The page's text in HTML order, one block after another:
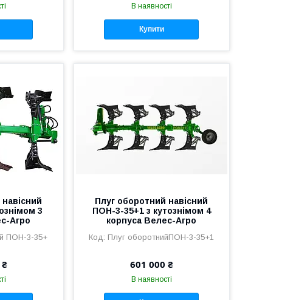
В наявності
Купити
3
Агро
ПОН-3-35+
Плуг оборотний навісний
ПОН-3-35+1 з кутознімом 4
корпуса Велес-Агро
Плуг оборотнийПОН-3-35+1
601 000 ₴
В наявності